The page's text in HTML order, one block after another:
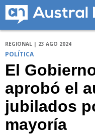
REGIONAL | 23 AGO 2024
POLÍTICA
El
aprobó el
jubilados
mayoría